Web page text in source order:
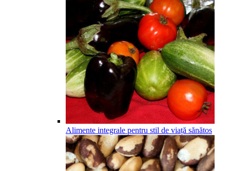
Alimente integrale pentru stil de viață sănătos